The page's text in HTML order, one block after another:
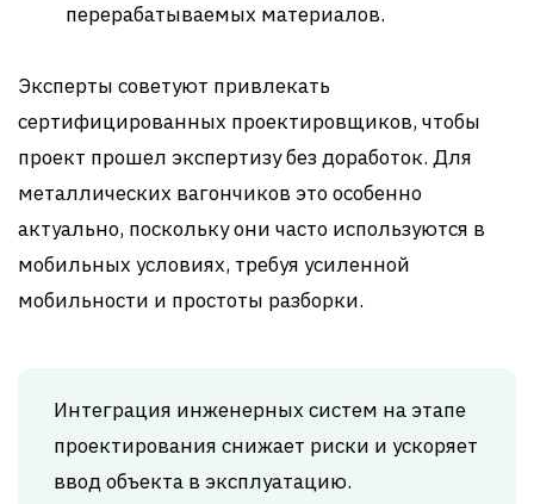
перерабатываемых материалов.
Эксперты советуют привлекать
сертифицированных проектировщиков, чтобы
проект прошел экспертизу без доработок. Для
металлических вагончиков это особенно
актуально, поскольку они часто используются в
мобильных условиях, требуя усиленной
мобильности и простоты разборки.
Интеграция инженерных систем на этапе
проектирования снижает риски и ускоряет
ввод объекта в эксплуатацию.